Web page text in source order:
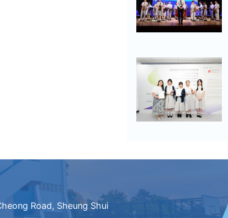
Road, Sheung Shui